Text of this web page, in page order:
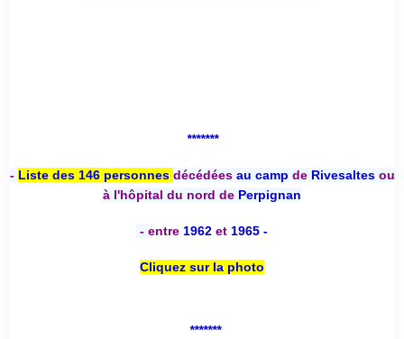
*******
- Liste des 146 personnes décédées au camp deRivesaltesou
à l'hôpital du nord de Perpignan
- entre 1962 et 1965 -
Cliquez sur la photo
*******